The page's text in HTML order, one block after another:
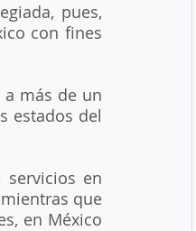
pues,
con fines
a más de un
estados del
en
que
en México